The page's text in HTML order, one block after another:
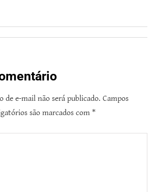
de e-mail não será publicado. Campos
são marcados com *